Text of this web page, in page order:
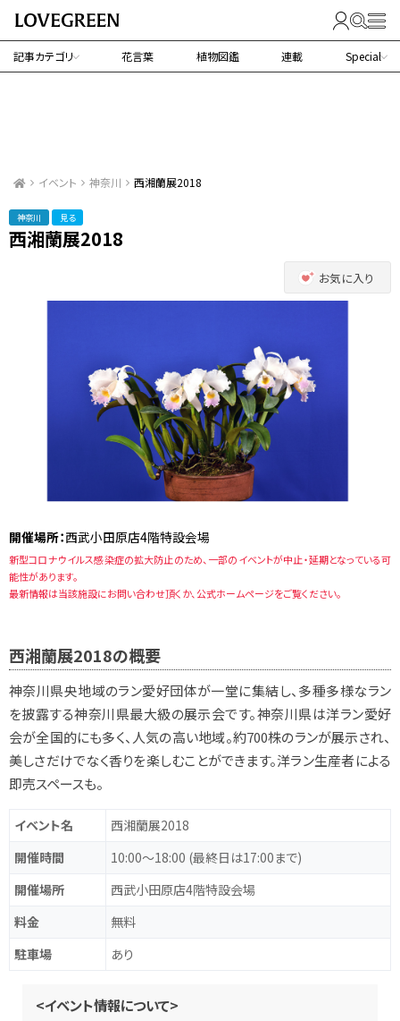
記事カテゴリ 花言葉 植物図鑑 連載 Special
イベント 神奈川 西湘蘭展2018
神奈川 見る
西湘蘭展2018
お気に入り
開催場所：西武小田原店4階特設会場
新型コロナウイルス感染症の拡大防止のため、一部のイベントが中止・延期となっている可
能性があります。
最新情報は当該施設にお問い合わせ頂くか、公式ホームページをご覧ください。
西湘蘭展2018の概要
神奈川県央地域のラン愛好団体が一堂に集結し、多種多様なラン
を披露する神奈川県最大級の展示会です。神奈川県は洋ラン愛好
会が全国的にも多く、人気の高い地域。約700株のランが展示され、
美しさだけでなく香りを楽しむことができます。洋ラン生産者による
即売スペースも。
イベント名
西湘蘭展2018
開催時間
10:00～18:00 (最終日は17:00まで)
開催場所
西武小田原店4階特設会場
料金
無料
駐車場
あり
<イベント情報について>